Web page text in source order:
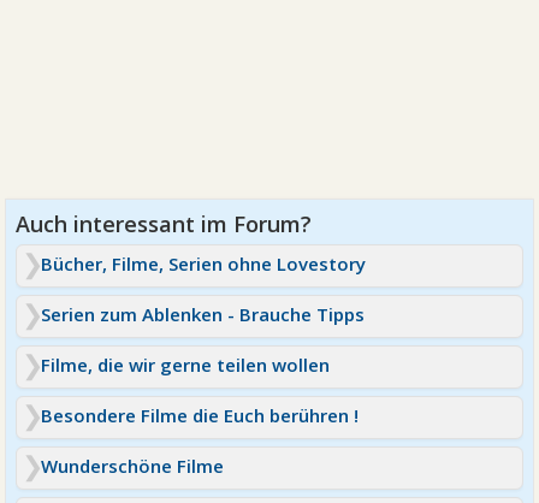
Bücher, Filme, Serien ohne Lovestory
Serien zum Ablenken - Brauche Tipps
Filme, die wir gerne teilen wollen
Besondere Filme die Euch berühren !
Wunderschöne Filme